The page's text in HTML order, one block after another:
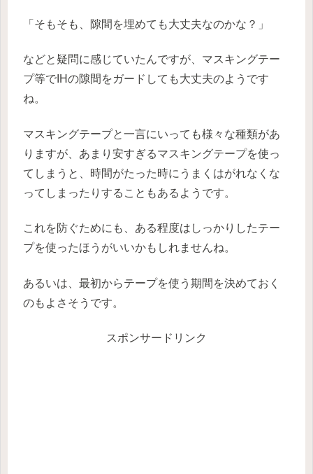
「そもそも、隙間を埋めても大丈夫なのかな？」
などと疑問に感じていたんですが、マスキングテー
プ等でIHの隙間をガードしても大丈夫のようです
ね。
マスキングテープと一言にいっても様々な種類があ
りますが、あまり安すぎるマスキングテープを使っ
てしまうと、時間がたった時にうまくはがれなくな
ってしまったりすることもあるようです。
これを防ぐためにも、ある程度はしっかりしたテー
プを使ったほうがいいかもしれませんね。
あるいは、最初からテープを使う期間を決めておく
のもよさそうです。
スポンサードリンク